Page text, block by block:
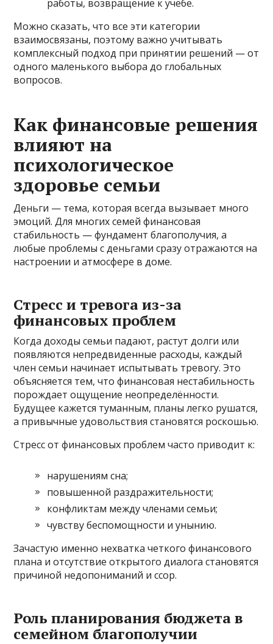
работы, возвращение к учёбе.
Можно сказать, что все эти категории
взаимосвязаны, поэтому важно учитывать
комплексный подход при принятии решений — от
одного маленького выбора до глобальных
вопросов.
Как финансовые решения
влияют на
психологическое
здоровье семьи
Деньги — тема, которая всегда вызывает много
эмоций. Для многих семей финансовая
стабильность — фундамент благополучия, а
любые проблемы с деньгами сразу отражаются на
настроении и атмосфере в доме.
Стресс и тревога из-за
финансовых проблем
Когда доходы семьи падают, растут долги или
появляются непредвиденные расходы, каждый
член семьи начинает испытывать тревогу. Это
объясняется тем, что финансовая нестабильность
порождает ощущение неопределённости.
Будущее кажется туманным, планы легко рушатся,
а привычные удовольствия становятся роскошью.
Стресс от финансовых проблем часто приводит к:
нарушениям сна;
повышенной раздражительности;
конфликтам между членами семьи;
чувству беспомощности и унынию.
Зачастую именно нехватка четкого финансового
плана и отсутствие открытого диалога становятся
причиной недопониманий и ссор.
Роль планирования бюджета в
семейном благополучии